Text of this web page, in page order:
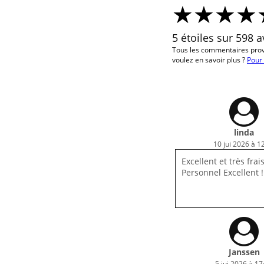
5 étoiles sur 598
Tous les commentaires
voulez en savoir plus ?
linda
10 jui 2026 à
Excellent et très
Personnel Excellent !
Janssen